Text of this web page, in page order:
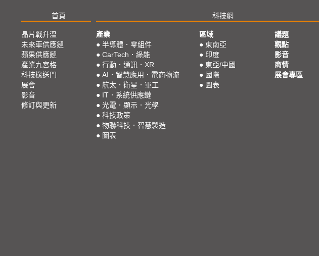
首頁 科技網
晶片戰升溫
未來車供應鏈
蘋果供應鏈
產業九宮格
科技椽送門
展會
影音
修訂與更新
產業
● 半導體．零組件
● CarTech．綠能
● 行動．通訊．XR
● AI．智慧應用．電商物流
● 航太．衛星．軍工
● IT．系統供應鏈
● 光電．顯示．光學
● 科技政策
● 物聯科技．智慧製造
● 圖表
區域
● 東南亞
● 印度
● 東亞/中國
● 國際
● 圖表
議題
觀點
影音
商情
展會專區